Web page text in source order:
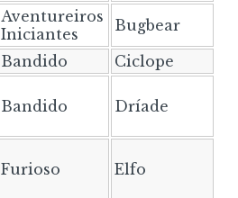
Aventureiros
Iniciantes
Bugbear
Bandido Ciclope
Bandido Dríade
Furioso Elfo